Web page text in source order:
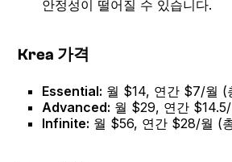
안정성이 떨어질 수 있습니다.
Krea 가격
Essential: 월 $14, 연간 $7/월
Advanced: 월 $29, 연간
Infinite: 월 $56, 연간 $28/월 (